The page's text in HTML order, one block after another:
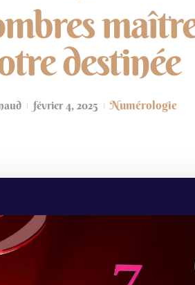
destinée
février 4, 2025 Numérologie